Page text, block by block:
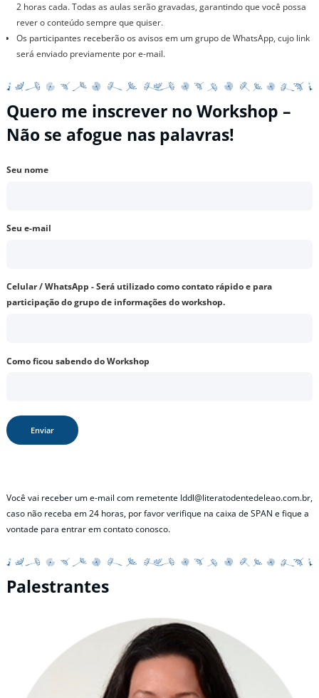
2 horas cada. Todas as aulas serão gravadas, garantindo que você possa
rever o conteúdo sempre que quiser.
Os participantes receberão os avisos em um grupo de WhatsApp, cujo link
será enviado previamente por e-mail.
Quero me inscrever no Workshop –
Não se afogue nas palavras!
Seu nome
Seu e-mail
Celular / WhatsApp - Será utilizado como contato rápido e para
participação do grupo de informações do workshop.
Como ficou sabendo do Workshop
Você vai receber um e-mail com remetente lddl@literatodentedeleao.com.br,
caso não receba em 24 horas, por favor verifique na caixa de SPAN e fique a
vontade para entrar em contato conosco.
Palestrantes